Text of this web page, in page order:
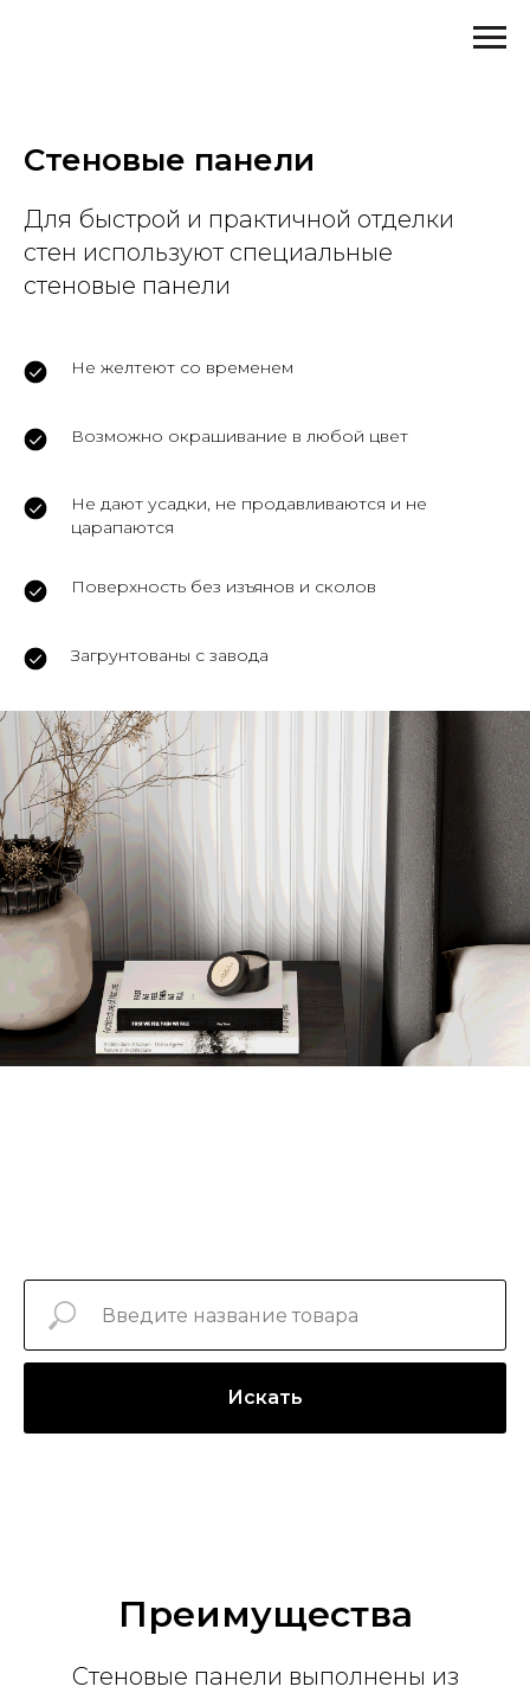
Стеновые панели
Для быстрой и практичной отделки
стен используют специальные
стеновые панели
Не желтеют со временем
Возможно окрашивание в любой цвет
Не дают усадки, не продавливаются и не
царапаются
Поверхность без изъянов и сколов
Загрунтованы с завода
Искать
Преимущества
Стеновые панели выполнены из